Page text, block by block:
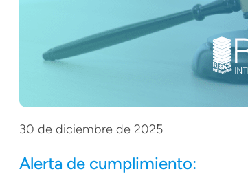
30 de diciembre de 2025
Alerta de cumplimiento: